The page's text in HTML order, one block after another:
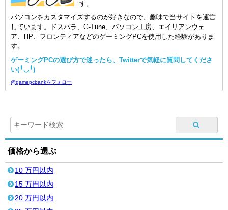
す。
パソコンをカスタマイズするのが好きなので、趣味で当サイトを運営
しています。ドスパラ、G-Tune、パソコン工房、エイリアンウェ
ア、HP、フロンティアなどのゲーミングPCを使用した経験がありま
す。
ゲーミングPCの選び方で迷ったら、Twitterで気軽に質問してくださ
い(╹◡╹)
@gamepcbankをフォロー
価格から選ぶ
10 万円以内
15 万円以内
20 万円以内